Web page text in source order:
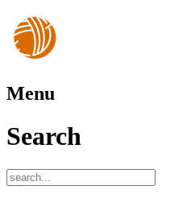
Menu
Search